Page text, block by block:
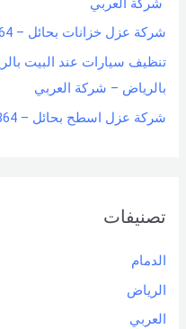
شركة العربي
شركة عزل خزانات بحائل – 0551154864 اتصل بنا – شركة العربي
تنظيف سيارات عند البيت
بالرياض – شركة العربي
شركة عزل اسطح بحائل – 0551154864 اتصل بنا – شركة العربي
تصنيفات
الدمام
الرياض
العربي